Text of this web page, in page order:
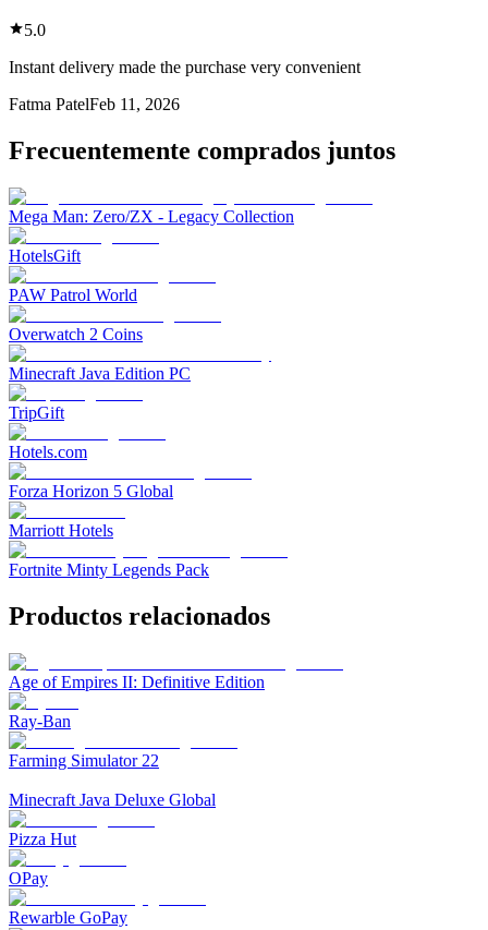
5.0
Instant delivery made the purchase very convenient
Fatma PatelFeb 11, 2026
Frecuentemente comprados juntos
Mega Man: Zero/ZX - Legacy Collection
HotelsGift
PAW Patrol World
Overwatch 2 Coins
Minecraft Java Edition PC
TripGift
Hotels.com
Forza Horizon 5 Global
Marriott Hotels
Fortnite Minty Legends Pack
Productos relacionados
Age of Empires II: Definitive Edition
Ray-Ban
Farming Simulator 22
Minecraft Java Deluxe Global
Pizza Hut
OPay
Rewarble GoPay